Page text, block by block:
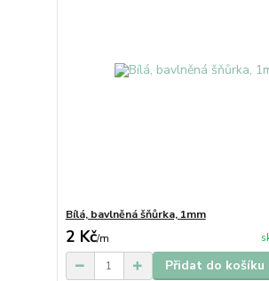
Bílá, bavlněná šňůrka, 1mm
2 Kč/m
Přidat do košíku